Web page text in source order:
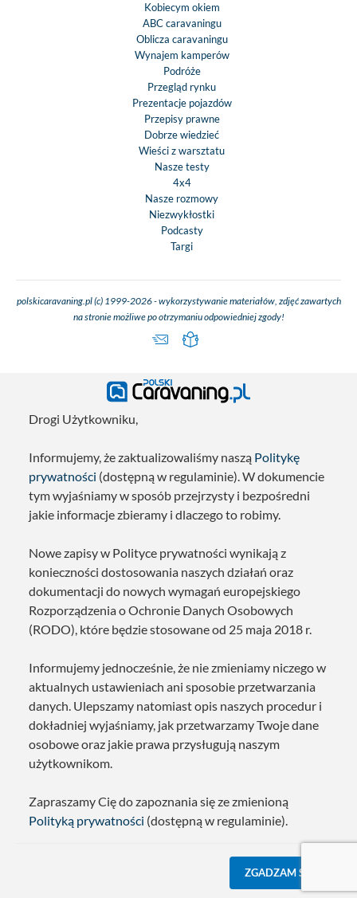
Kobiecym okiem
ABC caravaningu
Oblicza caravaningu
Wynajem kamperów
Podróże
Przegląd rynku
Prezentacje pojazdów
Przepisy prawne
Dobrze wiedzieć
Wieści z warsztatu
Nasze testy
4x4
Nasze rozmowy
Niezwykłostki
Podcasty
Targi
polskicaravaning.pl (c) 1999-2026 - wykorzystywanie materiałów, zdjęć zawartych
na stronie możliwe po otrzymaniu odpowiedniej zgody!
Drogi Użytkowniku,
Informujemy, że zaktualizowaliśmy naszą Politykę
prywatności (dostępną w regulaminie). W dokumencie
tym wyjaśniamy w sposób przejrzysty i bezpośredni
jakie informacje zbieramy i dlaczego to robimy.
Nowe zapisy w Polityce prywatności wynikają z
konieczności dostosowania naszych działań oraz
dokumentacji do nowych wymagań europejskiego
Rozporządzenia o Ochronie Danych Osobowych
(RODO), które będzie stosowane od 25 maja 2018 r.
Informujemy jednocześnie, że nie zmieniamy niczego w
aktualnych ustawieniach ani sposobie przetwarzania
danych. Ulepszamy natomiast opis naszych procedur i
dokładniej wyjaśniamy, jak przetwarzamy Twoje dane
osobowe oraz jakie prawa przysługują naszym
użytkownikom.
Zapraszamy Cię do zapoznania się ze zmienioną
Polityką prywatności (dostępną w regulaminie).
ZGADZAM SIĘ